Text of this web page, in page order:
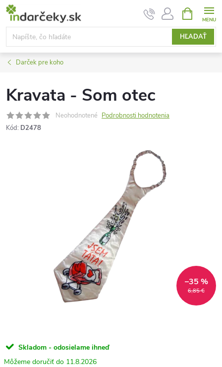
Prejsť
obsah
HĽADAŤ
KOŠÍK
Darček pre koho
Kravata - Som otec
Neohodnotené Podrobnosti hodnotenia
Kód: D2478
6,85 €
–35 %
Skladom - odosielame ihneď
11.8.2026